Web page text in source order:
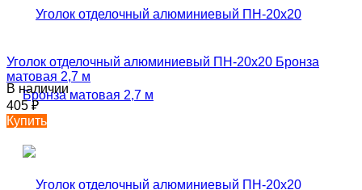
Уголок отделочный алюминиевый ПН-20х20 Бронза
матовая 2,7 м
В наличии
405₽
Купить